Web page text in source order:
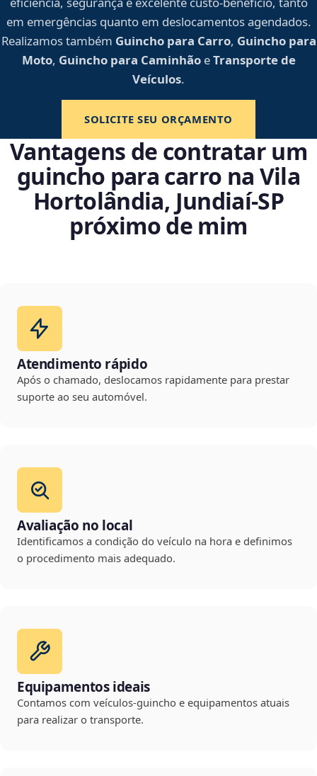
em emergências quanto em deslocamentos agendados.
Realizamos também Guincho para Carro, Guincho para
Moto, Guincho para CaminhãoeTransporte de
Veículos.
SOLICITE SEU ORÇAMENTO
Vantagens de contratar um
guincho para carro na Vila
Hortolândia, Jundiaí‑SP
próximo de mim
Atendimento rápido
Após o chamado, deslocamos rapidamente para prestar
suporte ao seu automóvel.
Avaliação no local
Identificamos a condição do veículo na hora e definimos
o procedimento mais adequado.
Equipamentos ideais
Contamos com veículos-guincho e equipamentos atuais
para realizar o transporte.